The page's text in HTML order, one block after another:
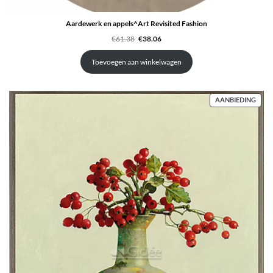
Aardewerk en appels^Art Revisited Fashion
€61.38 Oorspronkelijke
was:
€61.38.
€38.06Huidige
is:
€38.06.
Toevoegen aan winkelwagen
AANBIEDING
IN